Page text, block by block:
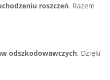
roszczeń. Razem
odszkodowawczych. Dzięki